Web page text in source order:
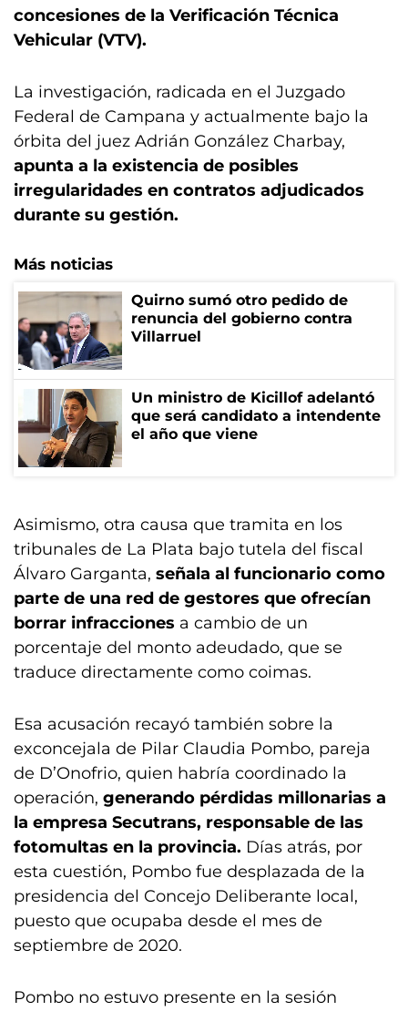
concesiones de la Verificación Técnica
Vehicular (VTV).
La investigación, radicada en el Juzgado
Federal de Campana y actualmente bajo la
órbita del juez Adrián González Charbay,
apunta a la existencia de posibles
irregularidades en contratos adjudicados
durante su gestión.
Más noticias
Quirno sumó otro pedido de
renuncia del gobierno contra
Villarruel
Un ministro de Kicillof adelantó
que será candidato a intendente
el año que viene
Asimismo, otra causa que tramita en los
tribunales de La Plata bajo tutela del fiscal
Álvaro Garganta, señala al funcionario como
parte de una red de gestores que ofrecían
borrar infracciones a cambio de un
porcentaje del monto adeudado, que se
traduce directamente como coimas.
Esa acusación recayó también sobre la
exconcejala de Pilar Claudia Pombo, pareja
de D’Onofrio, quien habría coordinado la
operación, generando pérdidas millonarias a
la empresa Secutrans, responsable de las
fotomultas en la provincia. Días atrás, por
esta cuestión, Pombo fue desplazada de la
presidencia del Concejo Deliberante local,
puesto que ocupaba desde el mes de
septiembre de 2020.
Pombo no estuvo presente en la sesión